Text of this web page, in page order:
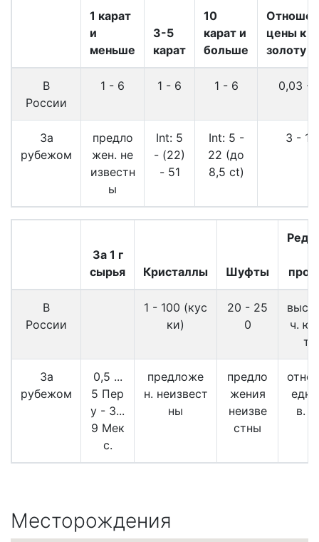
цены к
золоту
1 карат
и
меньше
3-5
карат
10
карат и
больше
В
России
1 - 6 1 - 6 1 - 6 0,03 -
За
рубежом
предло
жен. не
известн
ы
Int: 5
- (22)
- 51
Int: 5 -
22 (до
8,5 ct)
3 - 11
За 1 г
сырья
Кристаллы Шуфты
В
России
1 - 100 (кус
ки)
20 - 25
0
ч.
За
рубежом
0,5 ...
5 Пер
у - 3...
9 Мек
с.
предложе
н. неизвест
ны
предло
жения
неизве
стны
в.
Месторождения